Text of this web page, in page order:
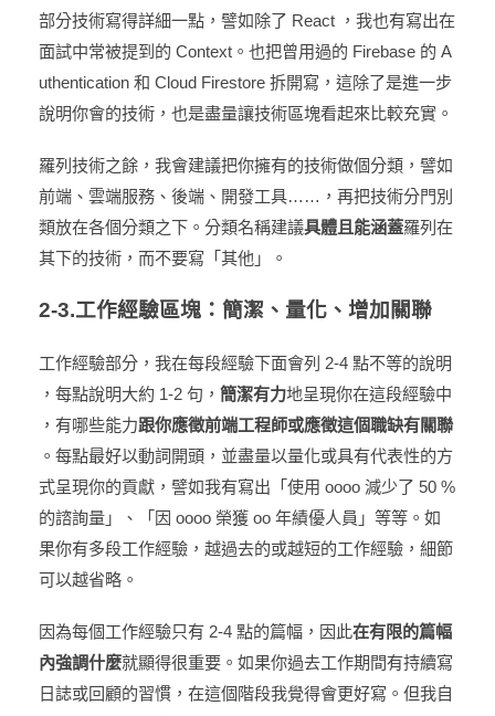
部分技術寫得詳細一點，譬如除了 React ，我也有寫出在
面試中常被提到的 Context。也把曾用過的 Firebase 的 A
uthentication 和 Cloud Firestore 拆開寫，這除了是進一步
說明你會的技術，也是盡量讓技術區塊看起來比較充實。
羅列技術之餘，我會建議把你擁有的技術做個分類，譬如
前端、雲端服務、後端、開發工具……，再把技術分門別
類放在各個分類之下。分類名稱建議具體且能涵蓋羅列在
其下的技術，而不要寫「其他」。
2-3.工作經驗區塊：簡潔、量化、增加關聯
工作經驗部分，我在每段經驗下面會列 2-4 點不等的說明
，每點說明大約 1-2 句， 簡潔有力地呈現你在這段經驗中
，有哪些能力跟你應徵前端工程師或應徵這個職缺有關聯
。每點最好以動詞開頭，並盡量以量化或具有代表性的方
式呈現你的貢獻，譬如我有寫出「使用 oooo 減少了 50 %
的諮詢量」、「因 oooo 榮獲 oo 年績優人員」等等。如
果你有多段工作經驗，越過去的或越短的工作經驗，細節
可以越省略。
因為每個工作經驗只有 2-4 點的篇幅，因此在有限的篇幅
內強調什麼就顯得很重要。如果你過去工作期間有持續寫
日誌或回顧的習慣，在這個階段我覺得會更好寫。但我自